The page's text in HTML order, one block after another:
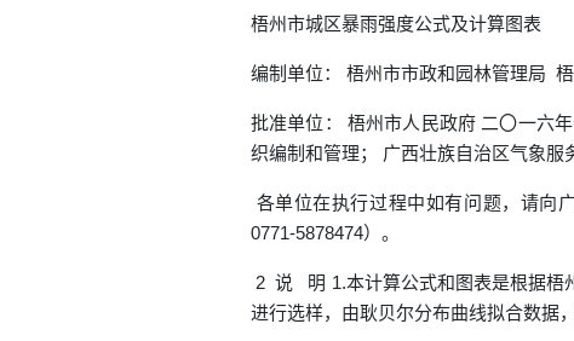
梧州市城区暴雨强度公式及计算图表
编制单位： 梧州市市政和园林管理局
批准单位： 梧州市人民政府 二〇一六
织编制和管理； 广西壮族自治区气象服
各单位在执行过程中如有问题，请向
0771-5878474）。
2 说 明 1.本计算公式和图表是根据梧
进行选样，由耿贝尔分布曲线拟合数据